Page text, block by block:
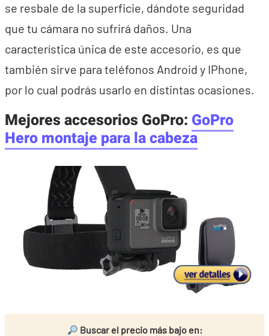
se resbale de la superficie, dándote seguridad
que tu cámara no sufrirá daños. Una
característica única de este accesorio, es que
también sirve para teléfonos Android y IPhone,
por lo cual podrás usarlo en distintas ocasiones.
Mejores accesorios GoPro: GoPro
Hero montaje para la cabeza
Buscar el precio más bajo en: